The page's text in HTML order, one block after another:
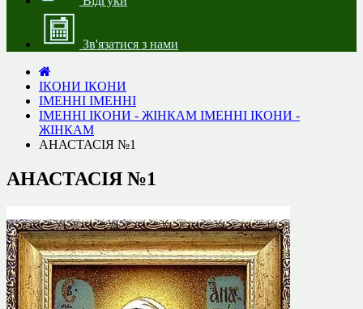
Зв'язатися з нами
ІКОНИ ІКОНИ
ІМЕННІ ІМЕННІ
ІМЕННІ ІКОНИ - ЖІНКАМ ІМЕННІ ІКОНИ -
ЖІНКАМ
АНАСТАСІЯ №1
АНАСТАСІЯ №1